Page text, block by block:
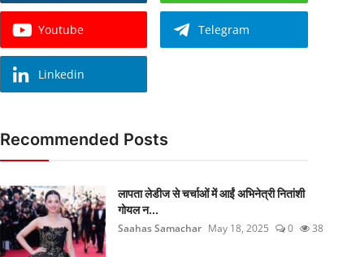
Youtube Telegram
Linkedin
Recommended Posts
लापता लेडीज से चर्चाओं में आईं अभिनेत्री नितांशी
गोयल न...
Saahas Samachar May 18, 2025 0 38